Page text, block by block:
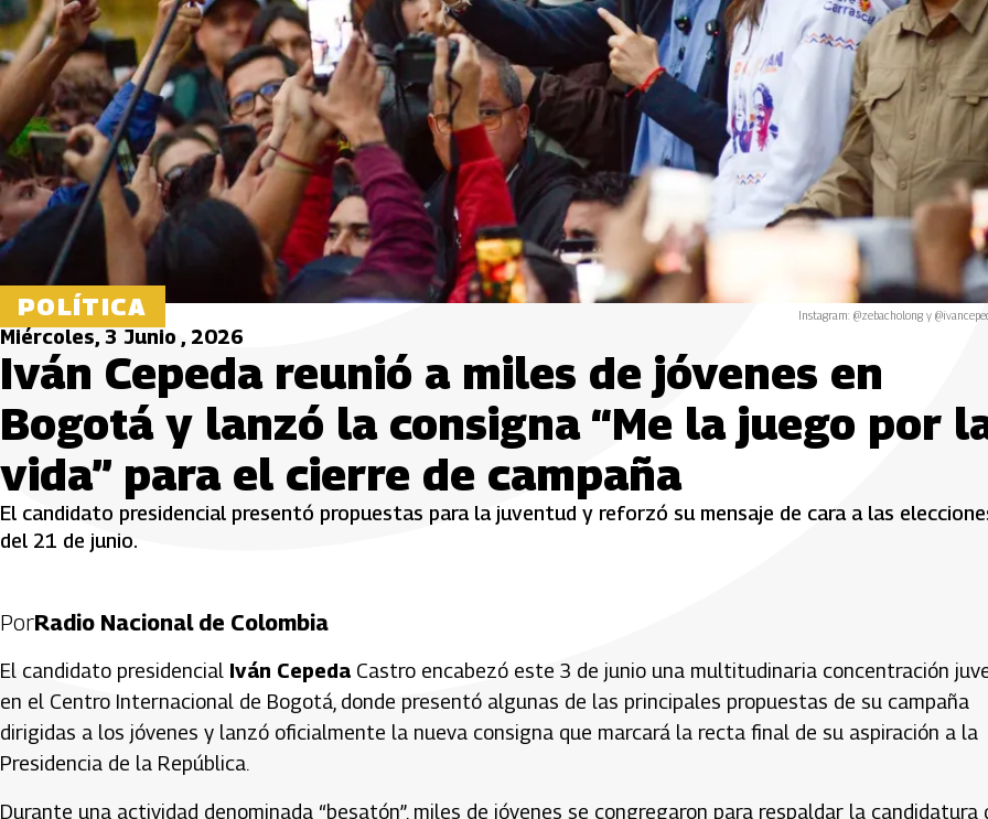
POLÍTICA Instagram: @zebacholong y
Miércoles, 3 Junio , 2026
Iván Cepeda reunió a miles de jóvenes en
Bogotá y lanzó la consigna “Me la juego por
vida” para el cierre de campaña
El candidato presidencial presentó propuestas para la juventud y reforzó su mensaje de cara a las
del 21 de junio.
PorRadio Nacional de Colombia
El candidato presidencial Iván Cepeda Castro encabezó este 3 de junio una multitudinaria concentración
en el Centro Internacional de Bogotá, donde presentó algunas de las principales propuestas de su campaña
dirigidas a los jóvenes y lanzó oficialmente la nueva consigna que marcará la recta final de su aspiración a la
Presidencia de la República.
Durante una actividad denominada “besatón”, miles de jóvenes se congregaron para respaldar la candidatura